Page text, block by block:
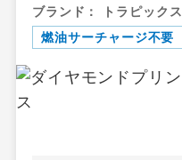
ブランド：
トラピックス
燃油サーチャージ不要